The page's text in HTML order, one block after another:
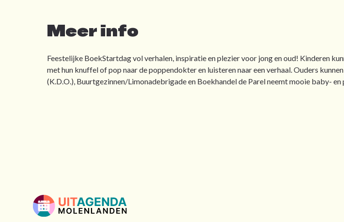
Meer info
Feestelijke BoekStartdag vol verhalen, inspiratie en plezier voor jong en oud! Kinderen
met hun knuffel of pop naar de poppendokter en luisteren naar een verhaal. Ouders
(K.D.O.), Buurtgezinnen/Limonadebrigade en Boekhandel de Parel neemt mooie baby-